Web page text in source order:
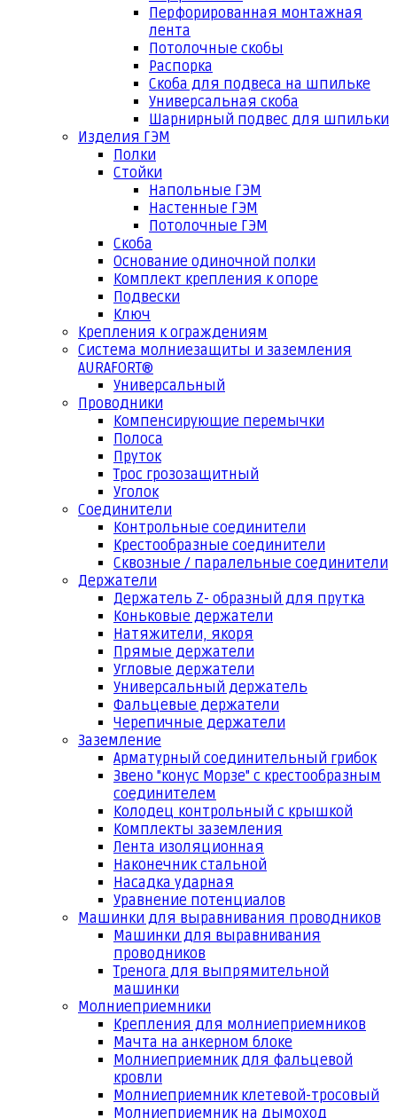
Перфорированная монтажная
лента
Потолочные скобы
Распорка
Скоба для подвеса на шпильке
Универсальная скоба
Шарнирный подвес для шпильки
Изделия ГЭМ
Полки
Стойки
Напольные ГЭМ
Настенные ГЭМ
Потолочные ГЭМ
Скоба
Основание одиночной полки
Комплект крепления к опоре
Подвески
Ключ
Крепления к ограждениям
Система молниезащиты и заземления
AURAFORT®
Универсальный
Проводники
Компенсирующие перемычки
Полоса
Пруток
Трос грозозащитный
Уголок
Соединители
Контрольные соединители
Крестообразные соединители
Сквозные / паралельные соединители
Держатели
Держатель Z- образный для прутка
Коньковые держатели
Натяжители, якоря
Прямые держатели
Угловые держатели
Универсальный держатель
Фальцевые держатели
Черепичные держатели
Заземление
Арматурный соединительный грибок
Звено "конус Морзе" с крестообразным
соединителем
Колодец контрольный с крышкой
Комплекты заземления
Лента изоляционная
Наконечник стальной
Насадка ударная
Уравнение потенциалов
Машинки для выравнивания проводников
Машинки для выравнивания
проводников
Тренога для выпрямительной
машинки
Молниеприемники
Крепления для молниеприемников
Мачта на анкерном блоке
Молниеприемник для фальцевой
кровли
Молниеприемник клетевой-тросовый
Молниеприемник на дымоход